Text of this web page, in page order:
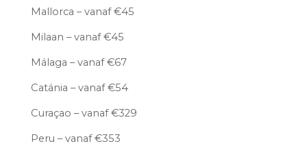
Mallorca – vanaf €45
Milaan – vanaf €45
Málaga – vanaf €67
Catánia – vanaf €54
Curaçao – vanaf €329
Peru – vanaf €353